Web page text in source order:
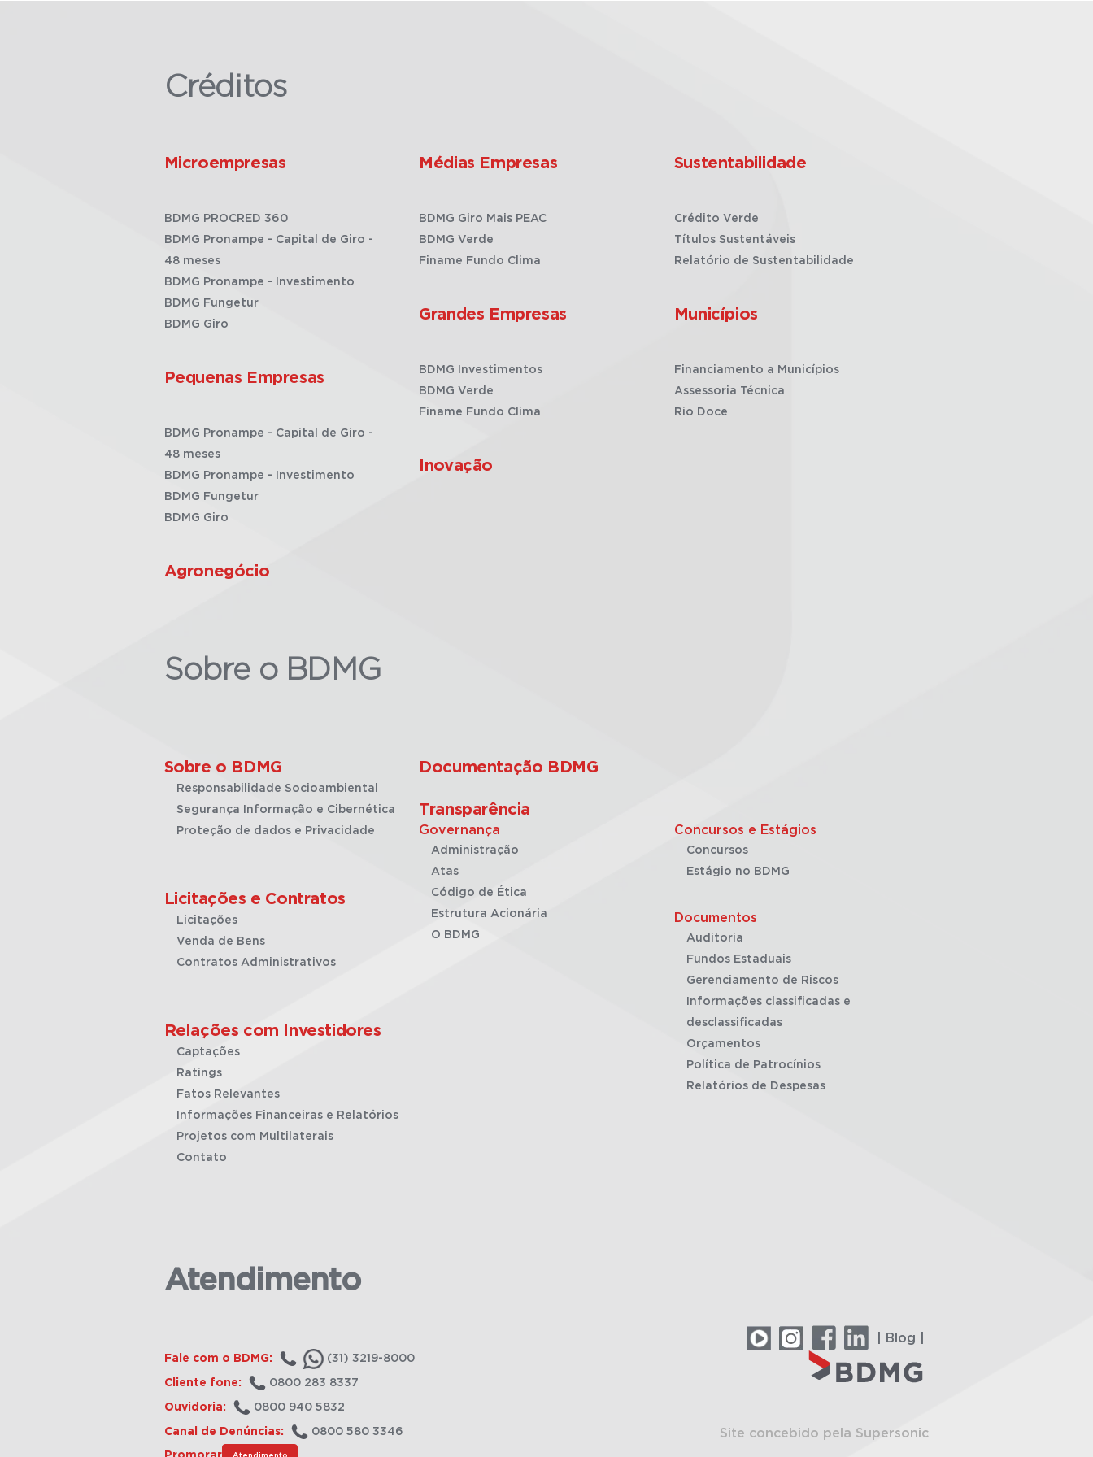
Créditos
Microempresas
BDMG PROCRED 360
BDMG Pronampe - Capital de Giro -
48 meses
BDMG Pronampe - Investimento
BDMG Fungetur
BDMG Giro
Pequenas Empresas
BDMG Pronampe - Capital de Giro -
48 meses
BDMG Pronampe - Investimento
BDMG Fungetur
BDMG Giro
Agronegócio
Médias Empresas
BDMG Giro Mais PEAC
BDMG Verde
Finame Fundo Clima
Grandes Empresas
BDMG Investimentos
BDMG Verde
Finame Fundo Clima
Inovação
Sustentabilidade
Crédito Verde
Títulos Sustentáveis
Relatório de Sustentabilidade
Municípios
Financiamento a Municípios
Assessoria Técnica
Rio Doce
Sobre o BDMG
Sobre o BDMG
Responsabilidade Socioambiental
Segurança Informação e Cibernética
Proteção de dados e Privacidade
Licitações e Contratos
Licitações
Venda de Bens
Contratos Administrativos
Relações com Investidores
Captações
Ratings
Fatos Relevantes
Informações Financeiras e Relatórios
Projetos com Multilaterais
Contato
Documentação BDMG
Transparência
Governança
Administração
Atas
Código de Ética
Estrutura Acionária
O BDMG
Concursos e Estágios
Concursos
Estágio no BDMG
Documentos
Auditoria
Fundos Estaduais
Gerenciamento de Riscos
Informações classificadas e
desclassificadas
Orçamentos
Política de Patrocínios
Relatórios de Despesas
Atendimento
Fale com o BDMG: (31) 3219-8000
Cliente fone: 0800 283 8337
Ouvidoria: 0800 940 5832
Canal de Denúncias: 0800 580 3346
Atendimento
| Blog |
Site concebido pela Supersonic